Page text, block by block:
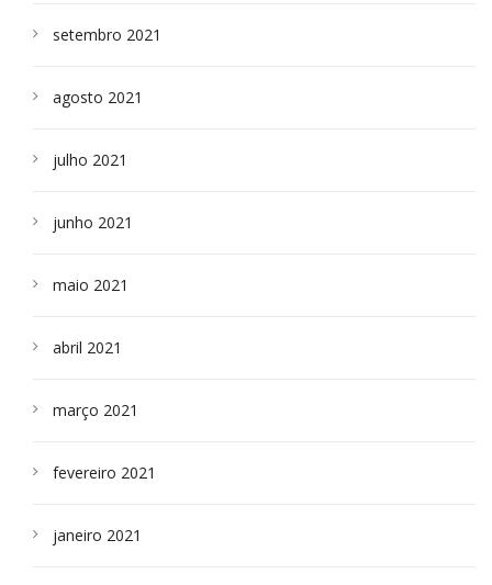
setembro 2021
agosto 2021
julho 2021
junho 2021
maio 2021
abril 2021
março 2021
fevereiro 2021
janeiro 2021